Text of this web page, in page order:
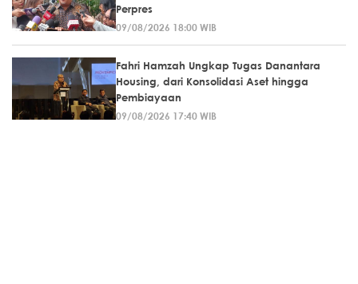
Perpres
09/08/2026 18:00 WIB
Fahri Hamzah Ungkap Tugas Danantara
Housing, dari Konsolidasi Aset hingga
Pembiayaan
09/08/2026 17:40 WIB